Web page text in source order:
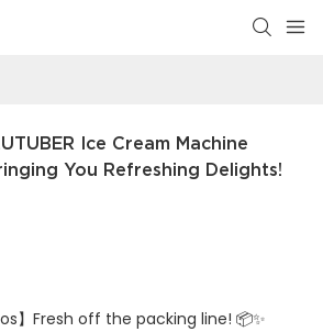
Ice Cream Machine
You Refreshing Delights!
】Fresh off the packing line! 📦✨